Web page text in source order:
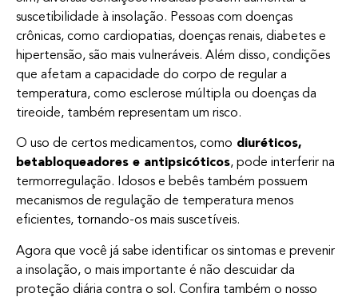
suscetibilidade à insolação. Pessoas com doenças
crônicas, como cardiopatias, doenças renais, diabetes e
hipertensão, são mais vulneráveis. Além disso, condições
que afetam a capacidade do corpo de regular a
temperatura, como esclerose múltipla ou doenças da
tireoide, também representam um risco.
O uso de certos medicamentos, como diuréticos,
betabloqueadores e antipsicóticos, pode interferir na
termorregulação. Idosos e bebês também possuem
mecanismos de regulação de temperatura menos
eficientes, tornando-os mais suscetíveis.
Agora que você já sabe identificar os sintomas e prevenir
a insolação, o mais importante é não descuidar da
proteção diária contra o sol. Confira também o nosso